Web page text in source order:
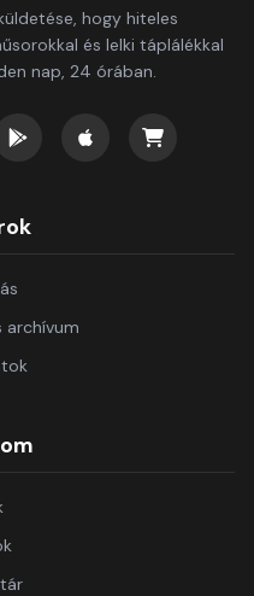
hogy hiteles
és lelki táplálékkal
nap, 24 órában.
archívum